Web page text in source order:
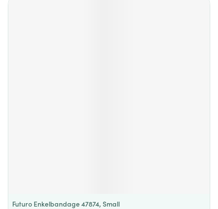
Futuro Enkelbandage 47874, Small